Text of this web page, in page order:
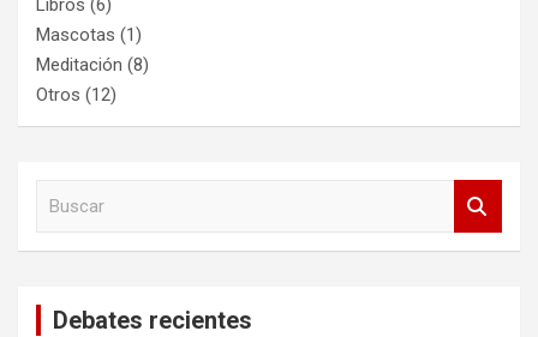
Libros (6)
Mascotas (1)
Meditación (8)
Otros (12)
Debates recientes